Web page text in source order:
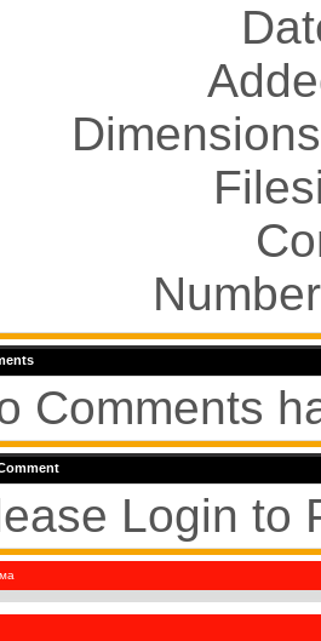
Comments
Login to